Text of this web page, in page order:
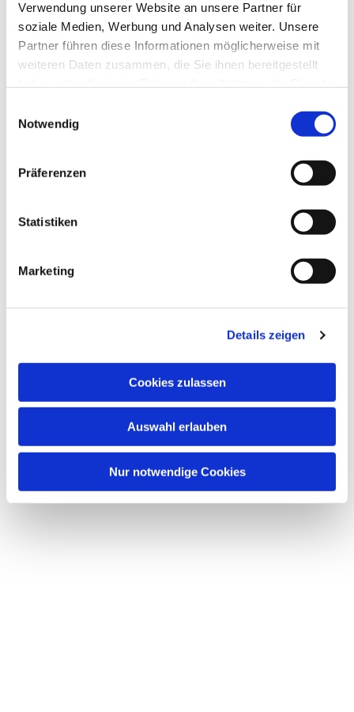
Verwendung unserer Website an unsere Partner für
soziale Medien, Werbung und Analysen weiter. Unsere
Partner führen diese Informationen möglicherweise mit
weiteren Daten zusammen, die Sie ihnen bereitgestellt
Notwendig
Präferenzen
Statistiken
Marketing
Details zeigen
Cookies zulassen
Auswahl erlauben
Nur notwendige Cookies